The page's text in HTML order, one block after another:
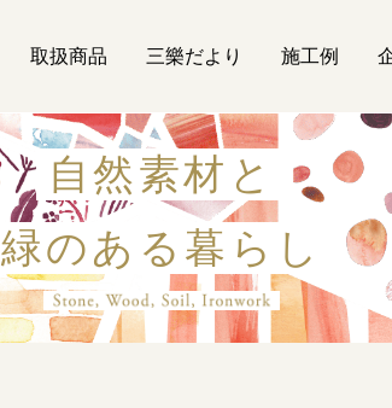
取扱商品 三樂だより 施工例
自然素材と
緑のある暮らし